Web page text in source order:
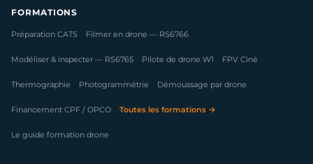
FORMATIONS
Préparation CATS Filmer en drone — RS6766
Modéliser & inspecter — RS6765 Pilote de drone W1 FPV Ciné
Thermographie Photogrammétrie Démoussage par drone
Financement CPF / OPCO Toutes les formations →
Le guide formation drone